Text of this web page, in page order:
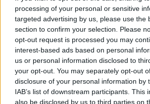
processing of your personal or sensitive
targeted advertising by us, please use the
section to confirm your selection. Please
opt-out request is processed you may
interest-based ads based on personal
us or personal information disclosed to
your opt-out. You may separately opt-out
disclosure of your personal information by
IAB’s list of downstream participants. This
also be disclosed by us to third parties on
Δημήτρης Κολλάτος
Έφυγε από την ζωή σε ηλικία